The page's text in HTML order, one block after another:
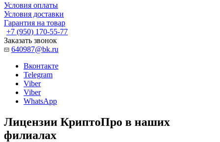
Условия оплаты
Условия доставки
Гарантия на товар
+7 (950) 170-55-77
Заказать звонок
640987@bk.ru
Вконтакте
Telegram
Viber
Viber
WhatsApp
Лицензии КриптоПро в наших
филиалах